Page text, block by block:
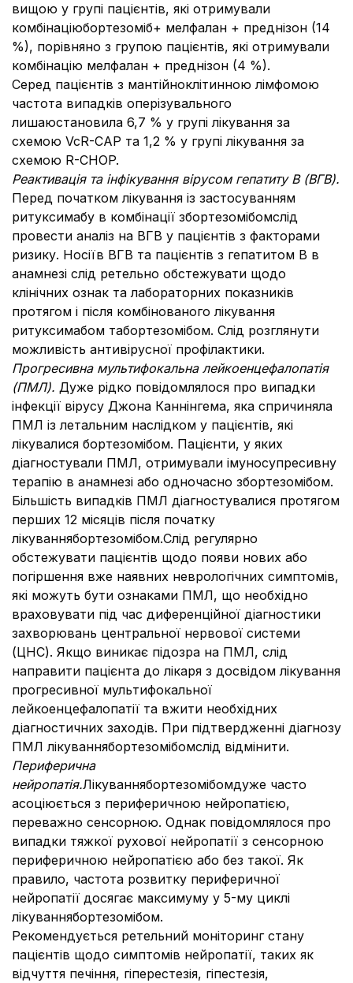
вищою у групі пацієнтів, які отримували
комбінаціюбортезоміб+ мелфалан + преднізон (14
%), порівняно з групою пацієнтів, які отримували
комбінацію мелфалан + преднізон (4 %).
Серед пацієнтів з мантійноклітинною лімфомою
частота випадків оперізувального
лишаюстановила 6,7 % у групі лікування за
схемою VcR-CAP та 1,2 % у групі лікування за
схемою R-CHOP.
Реактивація та інфікування вірусом гепатиту В (ВГВ).
Перед початком лікування із застосуванням
ритуксимабу в комбінації збортезомібомслід
провести аналіз на ВГВ у пацієнтів з факторами
ризику. Носіїв ВГВ та пацієнтів з гепатитом В в
анамнезі слід ретельно обстежувати щодо
клінічних ознак та лабораторних показників
протягом і після комбінованого лікування
ритуксимабом табортезомібом. Слід розглянути
можливість антивірусної профілактики.
Прогресивна мультифокальна лейкоенцефалопатія
(ПМЛ). Дуже рідко повідомлялося про випадки
інфекції вірусу Джона Каннінгема, яка спричиняла
ПМЛ із летальним наслідком у пацієнтів, які
лікувалися бортезомібом. Пацієнти, у яких
діагностували ПМЛ, отримували імуносупресивну
терапію в анамнезі або одночасно збортезомібом.
Більшість випадків ПМЛ діагностувалися протягом
перших 12 місяців після початку
лікуваннябортезомібом.Слід регулярно
обстежувати пацієнтів щодо появи нових або
погіршення вже наявних неврологічних симптомів,
які можуть бути ознаками ПМЛ, що необхідно
враховувати під час диференційної діагностики
захворювань центральної нервової системи
(ЦНС). Якщо виникає підозра на ПМЛ, слід
направити пацієнта до лікаря з досвідом лікування
прогресивної мультифокальної
лейкоенцефалопатії та вжити необхідних
діагностичних заходів. При підтвердженні діагнозу
ПМЛ лікуваннябортезомібомслід відмінити.
Периферична
нейропатія.Лікуваннябортезомібомдуже часто
асоціюється з периферичною нейропатією,
переважно сенсорною. Однак повідомлялося про
випадки тяжкої рухової нейропатії з сенсорною
периферичною нейропатією або без такої. Як
правило, частота розвитку периферичної
нейропатії досягає максимуму у 5-му циклі
лікуваннябортезомібом.
Рекомендується ретельний моніторинг стану
пацієнтів щодо симптомів нейропатії, таких як
відчуття печіння, гіперестезія, гіпестезія,